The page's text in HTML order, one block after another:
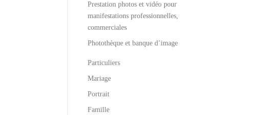
Prestation photos et vidéo pour
manifestations professionnelles,
commerciales
Photothèque et banque d’image
Particuliers
Mariage
Portrait
Famille